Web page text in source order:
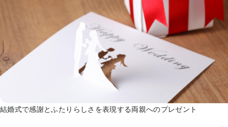
結婚式で感謝とふたりらしさを表現する両親へのプレゼント